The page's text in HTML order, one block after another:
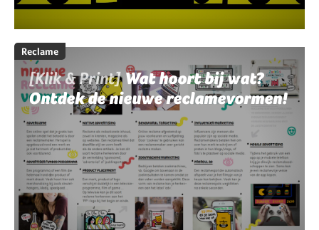
Reclame
[Klik & Print]Wat hoort bij wat?
Ontdek de nieuwe reclamevormen!